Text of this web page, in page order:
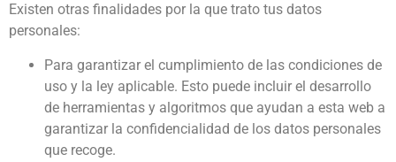
Existen otras finalidades por la que trato tus datos
personales:
Para garantizar el cumplimiento de las condiciones de
uso y la ley aplicable. Esto puede incluir el desarrollo
de herramientas y algoritmos que ayudan a esta web a
garantizar la confidencialidad de los datos personales
que recoge.